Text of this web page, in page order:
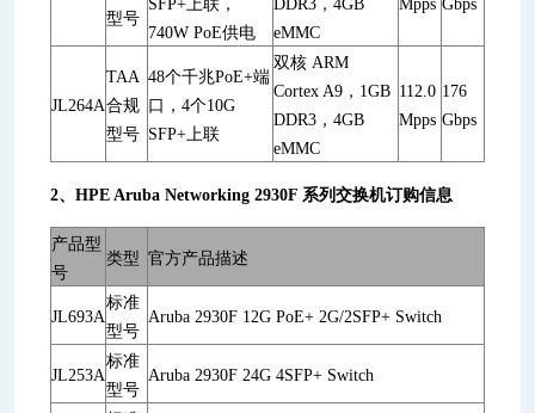
型号
SFP+上联，
740W PoE供电
DDR3，4GB
eMMC
Mpps Gbps
JL264A
TAA
合规
型号
48个千兆PoE+端
口，4个10G
SFP+上联
双核 ARM
Cortex A9，1GB
DDR3，4GB
eMMC
112.0
Mpps
176
Gbps
2、HPE Aruba Networking 2930F 系列交换机订购信息
产品型
号
类型 官方产品描述
JL693A
标准
型号
Aruba 2930F 12G PoE+ 2G/2SFP+ Switch
JL253A
标准
型号
Aruba 2930F 24G 4SFP+ Switch